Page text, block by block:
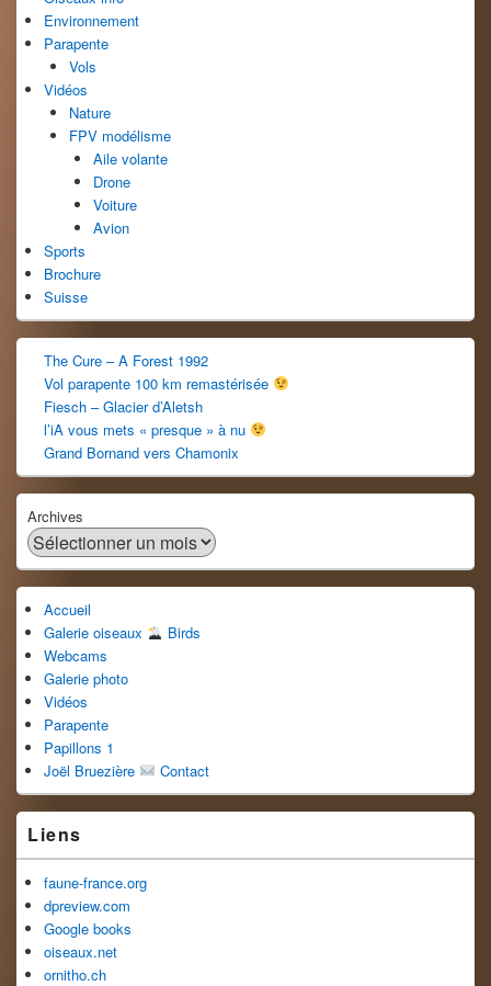
latéraleEnvironnement
Parapente
Vols
Vidéos
Nature
FPV modélisme
Aile volante
Drone
Voiture
Avion
Sports
Brochure
Suisse
The Cure – A Forest 1992
Vol parapente 100 km remastérisée
Fiesch – Glacier d’Aletsh
l’iA vous mets « presque » à nu
Grand Bornand vers Chamonix
Archives
Accueil
Galerie oiseaux
Birds
Webcams
Galerie photo
Vidéos
Parapente
Papillons 1
Joël Bruezière
Contact
Liens
faune-france.org
dpreview.com
Google books
oiseaux.net
ornitho.ch